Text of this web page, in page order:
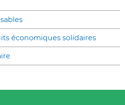
économiques solidaires